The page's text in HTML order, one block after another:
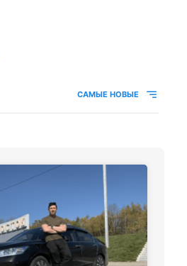
САМЫЕ НОВЫЕ